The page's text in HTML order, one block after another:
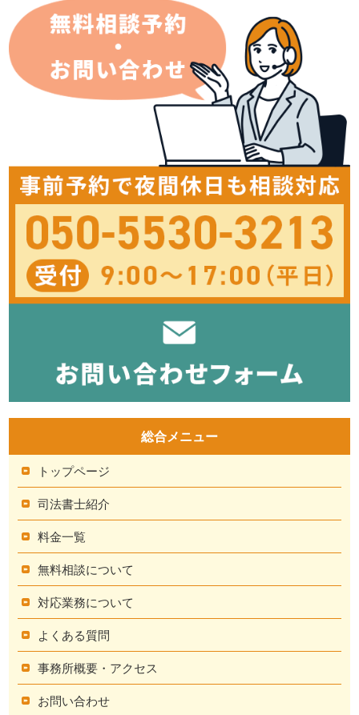
総合メニュー
トップページ
司法書士紹介
料金一覧
無料相談について
対応業務について
よくある質問
事務所概要・アクセス
お問い合わせ